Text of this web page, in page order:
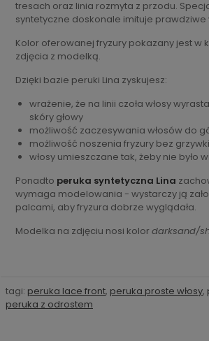
tresach oraz linia rozmyta z przodu.
syntetyczne doskonale imituje prawdziwe
Kolor oferowanej fryzury pokazany jest w
zdjęcia z modelką.
Dzięki bazie peruki Lina zyskujesz:
wrażenie, że na linii czoła włosy
skóry głowy
możliwość zaczesywania włosów do
możliwość noszenia fryzury bez grzywki
włosy umieszczane tak, żeby nie było
Ponadto peruka syntetyczna Lina
wymaga modelowania - wystarczy ją
palcami, aby fryzura dobrze wyglądała.
Modelka na zdjęciu nosi kolor darksand/
tagi: peruka lace front, peruka proste włosy,
peruka z odrostem